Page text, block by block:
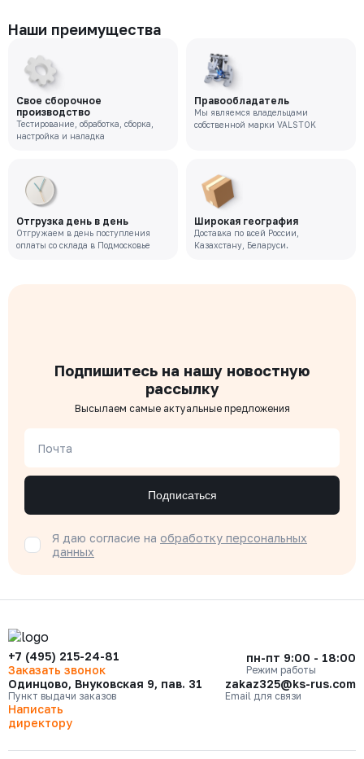
Наши преимущества
Свое сборочное
производство
Тестирование, обработка, сборка,
настройка и наладка
Правообладатель
Мы являемся владельцами
собственной марки VALSTOK
Отгрузка день в день
Отгружаем в день поступления
оплаты со склада в Подмосковье
Широкая география
Доставка по всей России,
Казахстану, Беларуси.
Подпишитесь на нашу новостную
рассылку
Высылаем самые актуальные предложения
Почта
Подписаться
Я даю согласие на обработку персональных
данных
+7 (495) 215-24-81
Заказать звонок
пн-пт 9:00 - 18:00
Режим работы
Одинцово, Внуковская 9, пав. 31
Пункт выдачи заказов
zakaz325@ks-rus.com
Email для связи
Написать
директору